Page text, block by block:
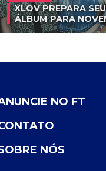
XLOV PREPARA
ÁLBUM PARA
NO FT
NÓS